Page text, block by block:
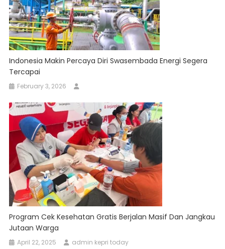
Indonesia Makin Percaya Diri Swasembada Energi Segera
Tercapai
February 3, 2026
Program Cek Kesehatan Gratis Berjalan Masif Dan Jangkau
Jutaan Warga
April 22, 2025 admin kepri today